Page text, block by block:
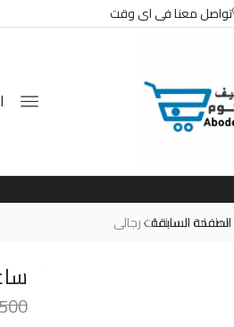
تواصل معنا في اي وقت
ساعات ساعات رجالى
السابقة